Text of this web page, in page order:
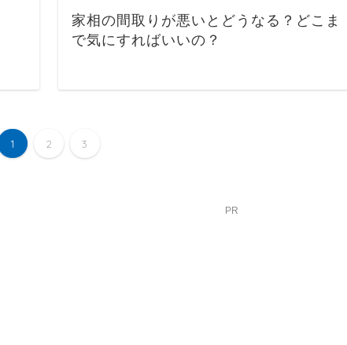
家相の間取りが悪いとどうなる？どこま
で気にすればいいの？
1 2 3
PR